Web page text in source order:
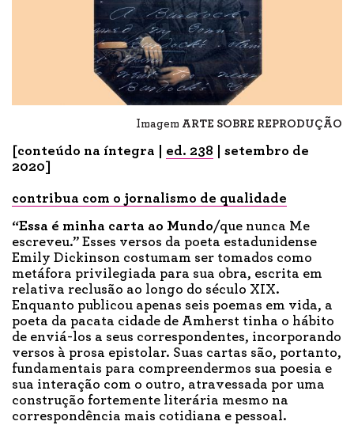
Imagem ARTE SOBRE REPRODUÇÃO
[conteúdo na íntegra | ed. 238 | setembro de
2020]
contribua com o jornalismo de qualidade
“Essa é minha carta ao Mundo/que nunca Me
escreveu.” Esses versos da poeta estadunidense
Emily Dickinson costumam ser tomados como
metáfora privilegiada para sua obra, escrita em
relativa reclusão ao longo do século XIX.
Enquanto publicou apenas seis poemas em vida, a
poeta da pacata cidade de Amherst tinha o hábito
de enviá-los a seus correspondentes, incorporando
versos à prosa epistolar. Suas cartas são, portanto,
fundamentais para compreendermos sua poesia e
sua interação com o outro, atravessada por uma
construção fortemente literária mesmo na
correspondência mais cotidiana e pessoal.